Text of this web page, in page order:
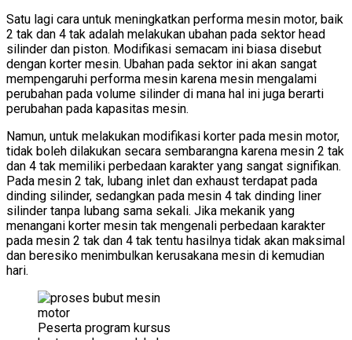
Satu lagi cara untuk meningkatkan performa mesin motor, baik
2 tak dan 4 tak adalah melakukan ubahan pada sektor head
silinder dan piston. Modifikasi semacam ini biasa disebut
dengan korter mesin. Ubahan pada sektor ini akan sangat
mempengaruhi performa mesin karena mesin mengalami
perubahan pada volume silinder di mana hal ini juga berarti
perubahan pada kapasitas mesin.
Namun, untuk melakukan modifikasi korter pada mesin motor,
tidak boleh dilakukan secara sembarangna karena mesin 2 tak
dan 4 tak memiliki perbedaan karakter yang sangat signifikan.
Pada mesin 2 tak, lubang inlet dan exhaust terdapat pada
dinding silinder, sedangkan pada mesin 4 tak dinding liner
silinder tanpa lubang sama sekali. Jika mekanik yang
menangani korter mesin tak mengenali perbedaan karakter
pada mesin 2 tak dan 4 tak tentu hasilnya tidak akan maksimal
dan beresiko menimbulkan kerusakana mesin di kemudian
hari.
Peserta program kursus